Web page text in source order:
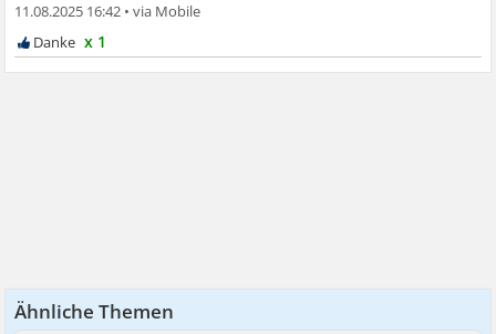
11.08.2025 16:42 •
x 1
Ähnliche Themen